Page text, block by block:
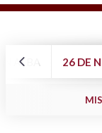
t
ALBA 26 DE